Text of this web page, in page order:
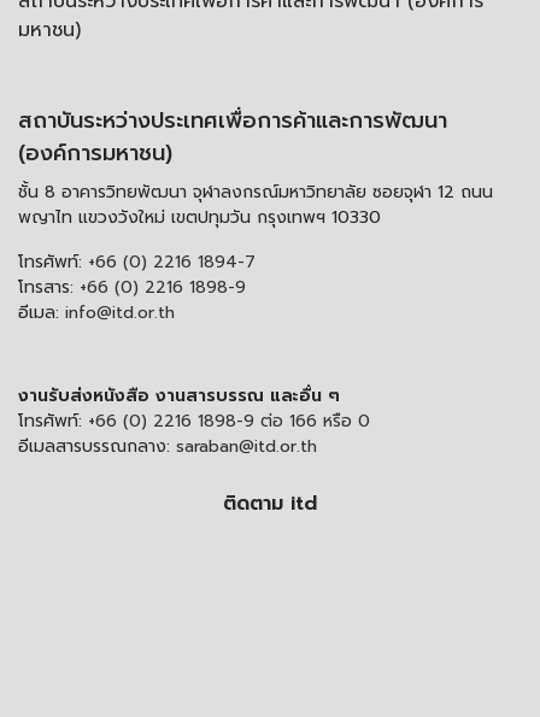
มหาชน)
สถาบันระหว่างประเทศเพื่อการค้าและการพัฒนา
(องค์การมหาชน)
ชั้น 8 อาคารวิทยพัฒนา จุฬาลงกรณ์มหาวิทยาลัย ซอยจุฬา 12 ถนน
พญาไท แขวงวังใหม่ เขตปทุมวัน กรุงเทพฯ 10330
โทรศัพท์: +66 (0) 2216 1894-7
โทรสาร: +66 (0) 2216 1898-9
อีเมล: info@itd.or.th
งานรับส่งหนังสือ งานสารบรรณ และอื่น ๆ
โทรศัพท์: +66 (0) 2216 1898-9 ต่อ 166 หรือ 0
อีเมลสารบรรณกลาง: saraban@itd.or.th
ติดตาม itd